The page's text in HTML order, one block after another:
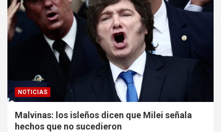
NOTICIAS
Malvinas: los isleños dicen que Milei señala
hechos que no sucedieron